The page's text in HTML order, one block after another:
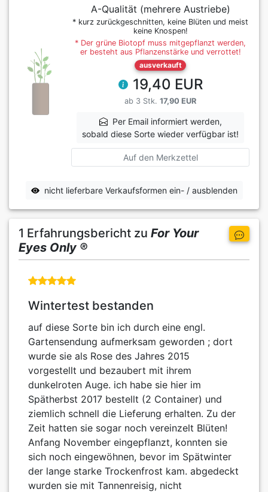
A-Qualität (mehrere Austriebe)
* kurz zurückgeschnitten, keine Blüten und meist
keine Knospen!
* Der grüne Biotopf muss mitgepflanzt werden,
er besteht aus Pflanzenstärke und verrottet!
ausverkauft
19,40 EUR
ab 3 Stk. 17,90 EUR
Per Email informiert werden,
sobald diese Sorte wieder verfügbar ist!
Auf den Merkzettel
nicht lieferbare Verkaufsformen ein- / ausblenden
1 Erfahrungsbericht zu For Your
Eyes Only ®
Wintertest bestanden
auf diese Sorte bin ich durch eine engl.
Gartensendung aufmerksam geworden ; dort
wurde sie als Rose des Jahres 2015
vorgestellt und bezaubert mit ihrem
dunkelroten Auge. ich habe sie hier im
Spätherbst 2017 bestellt (2 Container) und
ziemlich schnell die Lieferung erhalten. Zu der
Zeit hatten sie sogar noch vereinzelt Blüten!
Anfang November eingepflanzt, konnten sie
sich noch eingewöhnen, bevor im Spätwinter
der lange starke Trockenfrost kam. abgedeckt
wurden sie mit Tannenreisig, nicht